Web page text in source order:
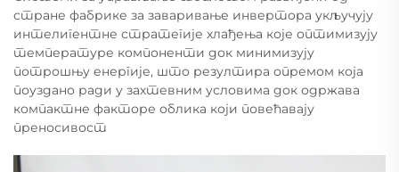
стране фабрике за заваривање инвертора укључују
интелигентне стратегије хлађења које оптимизују
температуре компоненти док минимизују
потрошњу енергије, што резултира опремом која
поуздано ради у захтевним условима док одржава
компактне факторе облика који повећавају
преносивост